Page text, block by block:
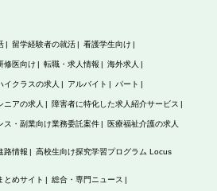
留学経験者の就活 看護学生向け
修医向け 転職・求人情報 海外求人
イクラスの求人 アルバイト パート
ニアの求人 障害者に特化した求人紹介サービス
ス・副業向け業務委託案件 医療福祉介護の求人
路情報 高校生向け探究学習プログラム Locus
とめサイト 総合・専門ニュース